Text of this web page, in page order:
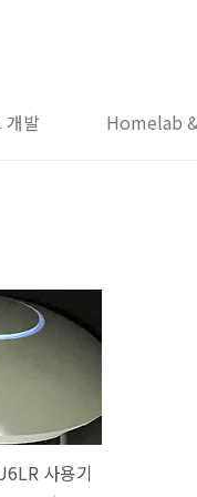
개발 Homelab
사용기